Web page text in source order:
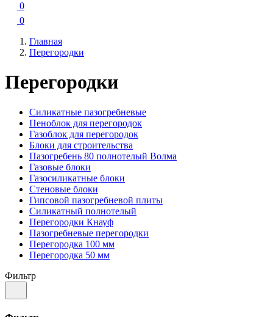
0
0
Главная
Перегородки
Перегородки
Силикатные пазогребневые
Пеноблок для перегородок
Газоблок для перегородок
Блоки для строительства
Пазогребень 80 полнотелый Волма
Газовые блоки
Газосиликатные блоки
Стеновые блоки
Гипсовой пазогребневой плиты
Силикатный полнотелый
Перегородки Кнауф
Пазогребневые перегородки
Перегородка 100 мм
Перегородка 50 мм
Фильтр